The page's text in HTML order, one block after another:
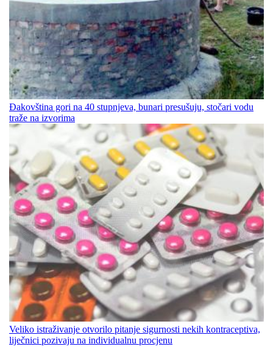
Đakovština gori na 40 stupnjeva, bunari presušuju, stočari vodu
traže na izvorima
Veliko istraživanje otvorilo pitanje sigurnosti nekih kontraceptiva,
liječnici pozivaju na individualnu procjenu